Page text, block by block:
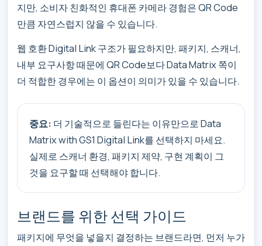
지만, 소비자 친화적인 휴대폰 카메라 경험은 QR Code
만큼 자연스럽지 않을 수 있습니다.
웹 호환 Digital Link 구조가 필요하지만, 패키지, 스캐너,
내부 요구사항 때문에 QR Code보다 Data Matrix 쪽이
더 적합한 경우에는 이 옵션이 의미가 있을 수 있습니다.
중요: 더 기술적으로 들린다는 이유만으로 Data
Matrix with GS1 Digital Link를 선택하지 마세요.
실제로 스캐너 환경, 패키지 제약, 구현 계획이 그
것을 요구할 때 선택해야 합니다.
브랜드를 위한 선택 가이드
패키지에 무엇을 넣을지 결정하는 브랜드라면, 먼저 누가